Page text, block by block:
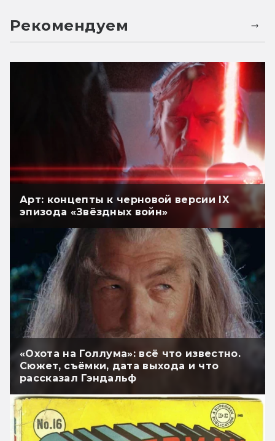
Рекомендуем
Арт: концепты к черновой версии IX
эпизода «Звёздных войн»
«Охота на Голлума»: всё что известно.
Сюжет, съёмки, дата выхода и что
рассказал Гэндальф